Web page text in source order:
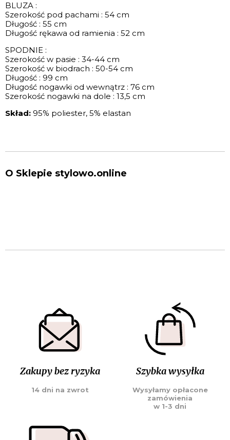
BLUZA :
Szerokość pod pachami : 54 cm
Długość : 55 cm
Długość rękawa od ramienia : 52 cm
SPODNIE :
Szerokość w pasie : 34-44 cm
Szerokość w biodrach : 50-54 cm
Długość : 99 cm
Długość nogawki od wewnątrz : 76 cm
Szerokość nogawki na dole : 13,5 cm
Skład: 95% poliester, 5% elastan
O Sklepie stylowo.online
Zakupy bez ryzyka
14 dni na zwrot
Szybka wysyłka
Wysyłamy opłacone
zamówienia
w 1-3 dni